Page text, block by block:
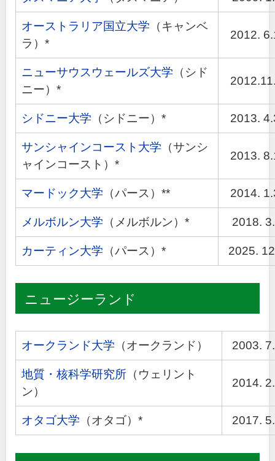
オーストラリア国立大学 （キャンベ
ラ）*
2012.
ニューサウスウェールズ大学 （シド
ニー）*
シドニー大学 （シドニー）* 2013.
サンシャインコースト大学 （サンシ
ャインコースト）*
2013.
マードック大学 （パース）** 2014.
メルボルン大学 （メルボルン）* 2018.
カーティン大学 （パース）* 2025.
ニュージーランド
オークランド大学 （オークランド） 2003.
地質・核科学研究所 （ウェリント
ン）
2014.
オタゴ大学 （オタゴ）* 2017.